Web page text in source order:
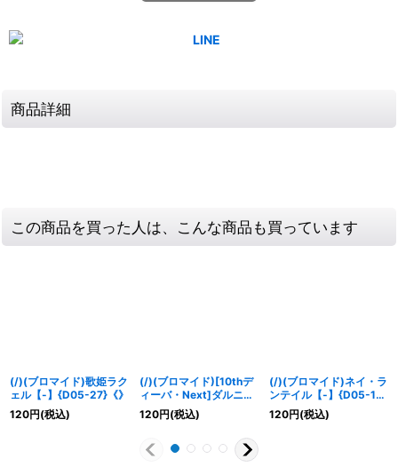
商品詳細
この商品を買った人は、こんな商品も買っています
(/)(ブロマイド)歌姫ラク
ェル【-】{D05-27}《》
120円(税込)
(/)(ブロマイド)[10thデ
ィーバ・Next]ダルニア
【-】{D05-32}《》
120円(税込)
(/)(ブロマイド)ネイ・ラ
ンテイル【-】{D05-10}
《》
120円(税込)